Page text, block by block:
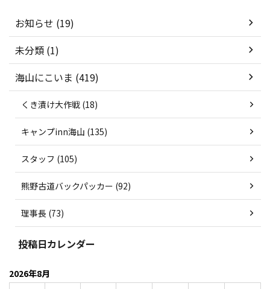
お知らせ (19)
未分類 (1)
海山にこいま (419)
くき漬け大作戦 (18)
キャンプinn海山 (135)
スタッフ (105)
熊野古道バックパッカー (92)
理事長 (73)
投稿日カレンダー
2026年8月